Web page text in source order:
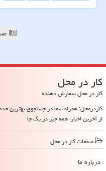
كار در محل
کار در محل سفارش دهنده
کاردرمحل: همراه شما در جستجوی بهترین
از آخرین اخبار، همه چیز در یک جا
صفحات كار در محل
درباره ما